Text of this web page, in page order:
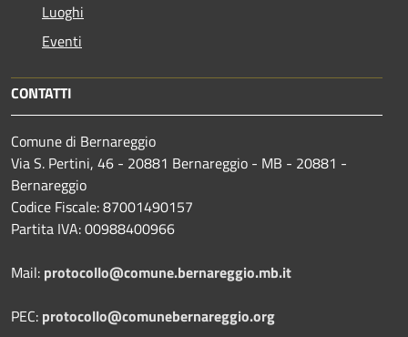
Luoghi
Eventi
CONTATTI
Comune di Bernareggio
Via S. Pertini, 46 - 20881 Bernareggio - MB - 20881 -
Bernareggio
Codice Fiscale: 87001490157
Partita IVA: 00988400966
Mail: protocollo@comune.bernareggio.mb.it
PEC: protocollo@comunebernareggio.org